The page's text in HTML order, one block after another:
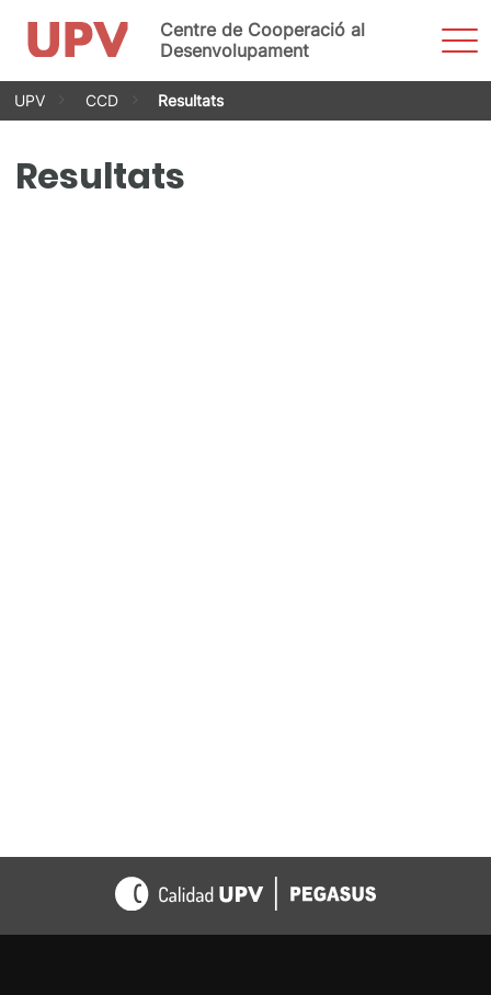
Vés
Centre de Cooperació al
Desenvolupament
UPV CCD Resultats
Resultats